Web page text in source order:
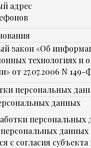
адрес
закон «Об
технологиях и
от 27.07.2006 N 149-
персональных
данных
персональных
персональных данных
с согласия